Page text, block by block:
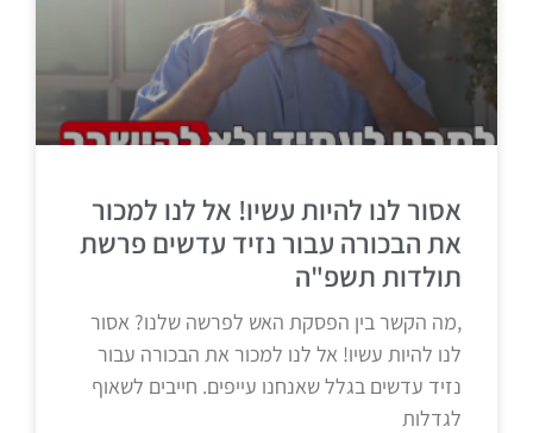
אסור לנו להיות עשיו! אל לנו למכור
את הבכורה עבור נזיד עדשים פרשת
תולדות תשפ"ה
,מה הקשר בין הפסקת האש לפרשה שלנו? אסור
לנו להיות עשיו! אל לנו למכור את הבכורה עבור
נזיד עדשים בגלל שאנחנו עייפים. חייבים לשאוף
לגדלות